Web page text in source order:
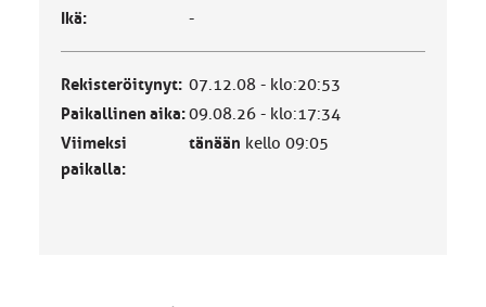
Ikä:
-
Rekisteröitynyt: 07.12.08 - klo:20:53
Paikallinen aika:09.08.26 - klo:17:34
Viimeksi
paikalla:
tänään kello 09:05